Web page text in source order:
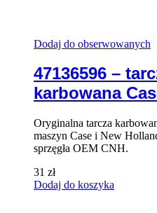
Dodaj do obserwowanych
47136596 –
karbowana
Oryginalna tarcza
maszyn Case i New
sprzęgła OEM CNH.
31 zł
Dodaj do koszyka